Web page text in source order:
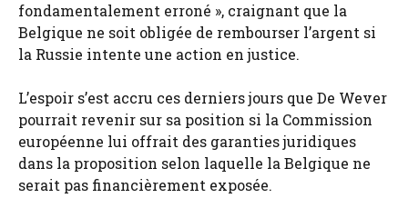
fondamentalement erroné », craignant que la
Belgique ne soit obligée de rembourser l’argent si
la Russie intente une action en justice.
L’espoir s’est accru ces derniers jours que De Wever
pourrait revenir sur sa position si la Commission
européenne lui offrait des garanties juridiques
dans la proposition selon laquelle la Belgique ne
serait pas financièrement exposée.